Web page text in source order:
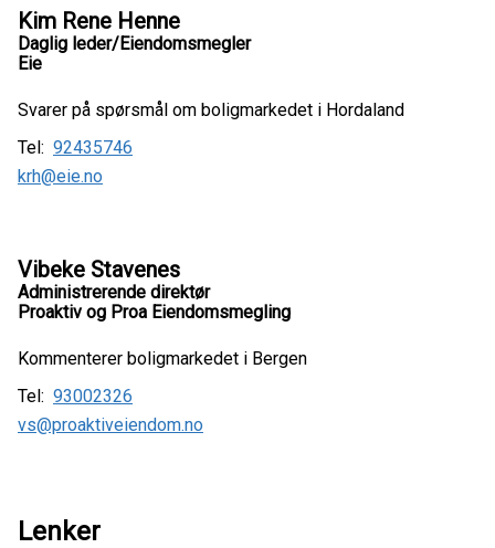
Kim Rene Henne
Daglig leder/Eiendomsmegler
Eie
Svarer på spørsmål om boligmarkedet i Hordaland
Tel: 92435746
krh@eie.no
Vibeke Stavenes
Administrerende direktør
Proaktiv og Proa Eiendomsmegling
Kommenterer boligmarkedet i Bergen
Tel: 93002326
vs@proaktiveiendom.no
Lenker